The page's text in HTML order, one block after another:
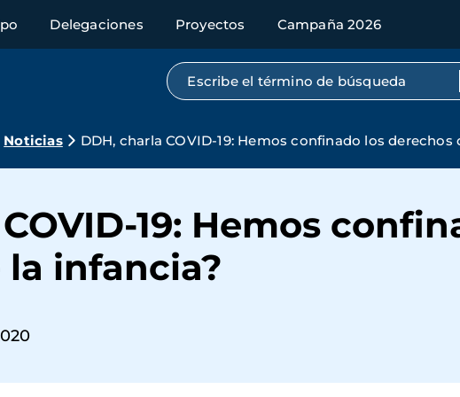
Delegaciones Proyectos Campaña 2026
Búsqueda por texto completo
Noticias DDH, charla COVID-19: Hemos confinado los derechos
19: Hemos
infancia?